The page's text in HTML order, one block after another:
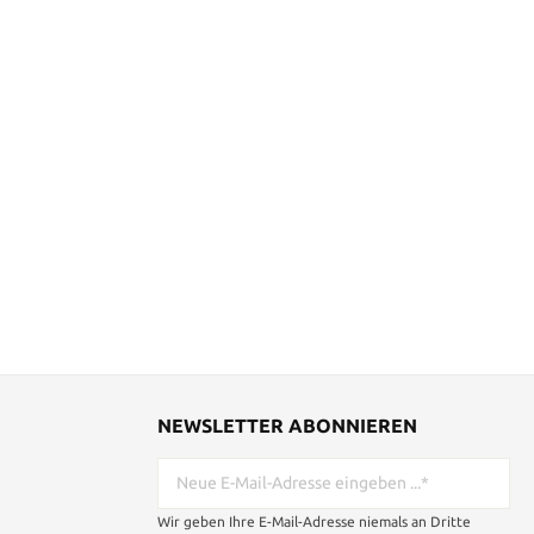
NEWSLETTER ABONNIEREN
Wir geben Ihre E-Mail-Adresse niemals an Dritte